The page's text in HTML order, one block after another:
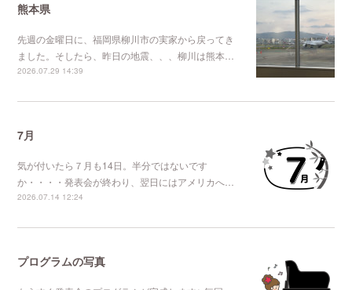
熊本県
先週の金曜日に、福岡県柳川市の実家から戻ってき
ました。そしたら、昨日の地震、、、柳川は熊本…
2026.07.29 14:39
7月
気が付いたら７月も14日。半分ではないです
か・・・・発表会が終わり、翌日にはアメリカへ…
2026.07.14 12:24
プログラムの写真